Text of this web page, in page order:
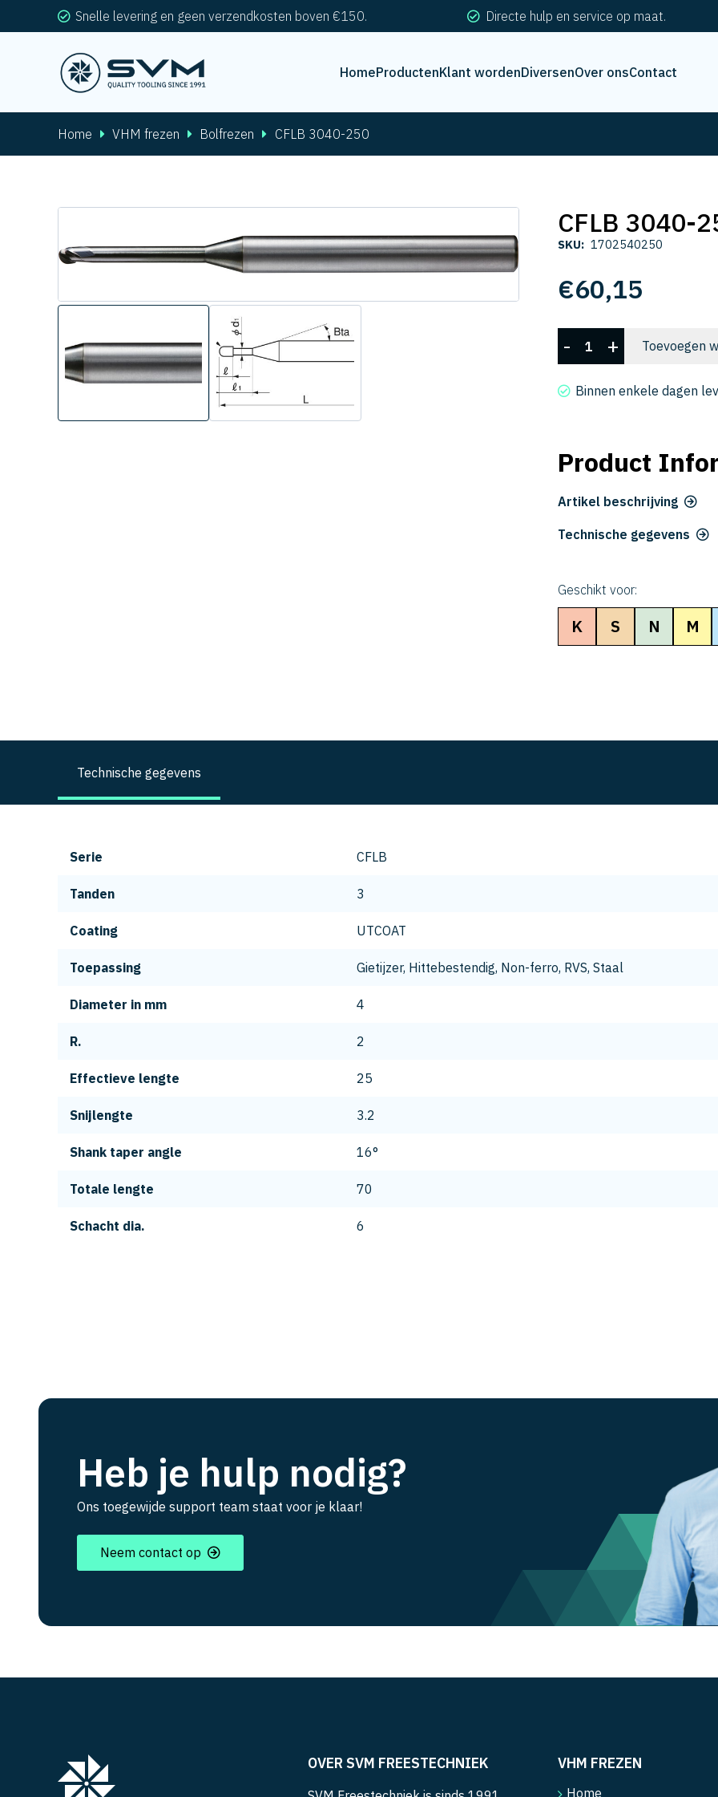
Snelle levering en geen verzendkosten boven €150. Directe hulp en service op maat.
HomeProductenKlant wordenDiversenOver onsContact
Home VHM frezen Bolfrezen CFLB 3040-250
CFLB 3040-
SKU: 1702540250
€60,15
CFLB
3040-
250
- + Toevoegen
Binnen enkele dagen
Product
Artikel beschrijving
Technische gegevens
Geschikt voor:
K S N M
Technische gegevens
Serie CFLB
Tanden 3
Coating UTCOAT
Toepassing Gietijzer, Hittebestendig, Non-ferro, RVS, Staal
Diameter in mm 4
R. 2
Effectieve lengte 25
Snijlengte 3.2
Shank taper angle 16°
Totale lengte 70
Schacht dia. 6
Heb je hulp nodig?
Ons toegewijde support team staat voor je klaar!
Neem contact op
OVER SVM FREESTECHNIEK VHM FREZEN
Home